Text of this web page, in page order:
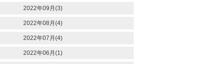
2022年09月(3)
2022年08月(4)
2022年07月(4)
2022年06月(1)